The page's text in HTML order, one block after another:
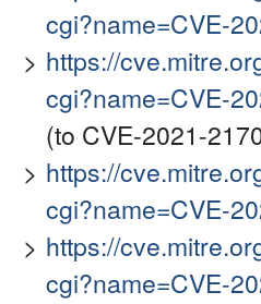
cgi?name=CVE-
https://
cgi?name=CVE-
(to CVE-2021-
https://
cgi?name=CVE-
https://
cgi?name=CVE-